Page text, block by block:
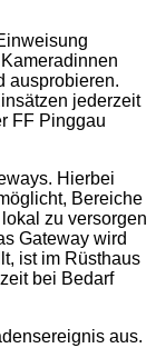
ausprobieren.
jederzeit
FF Pinggau
Hierbei
Bereiche
zu versorgen
Gateway wird
ist im Rüsthaus
bei Bedarf
aus.